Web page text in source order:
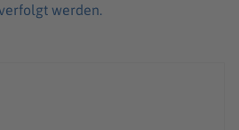
werden.